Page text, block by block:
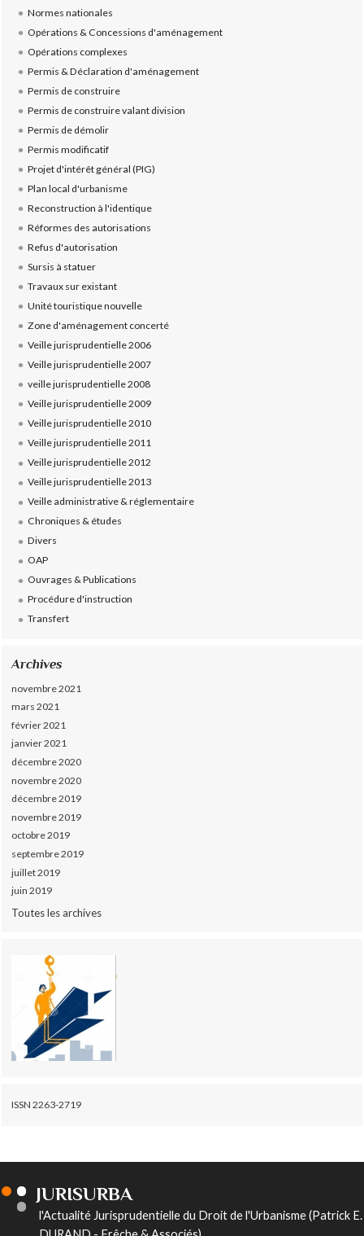
Normes nationales
Opérations & Concessions d'aménagement
Opérations complexes
Permis & Déclaration d'aménagement
Permis de construire
Permis de construire valant division
Permis de démolir
Permis modificatif
Projet d'intérêt général (PIG)
Plan local d'urbanisme
Reconstruction à l'identique
Réformes des autorisations
Refus d'autorisation
Sursis à statuer
Travaux sur existant
Unité touristique nouvelle
Zone d'aménagement concerté
Veille jurisprudentielle 2006
Veille jurisprudentielle 2007
veille jurisprudentielle 2008
Veille jurisprudentielle 2009
Veille jurisprudentielle 2010
Veille jurisprudentielle 2011
Veille jurisprudentielle 2012
Veille jurisprudentielle 2013
Veille administrative & réglementaire
Chroniques & études
Divers
OAP
Ouvrages & Publications
Procédure d'instruction
Transfert
Archives
novembre 2021
mars 2021
février 2021
janvier 2021
décembre 2020
novembre 2020
décembre 2019
novembre 2019
octobre 2019
septembre 2019
juillet 2019
juin 2019
Toutes les archives
ISSN 2263-2719
JURISURBA
l'Actualité Jurisprudentielle du Droit de l'Urbanisme (Patrick E.